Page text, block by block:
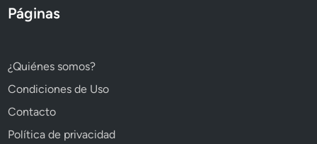
Páginas
¿Quiénes somos?
Condiciones de Uso
Contacto
Política de privacidad